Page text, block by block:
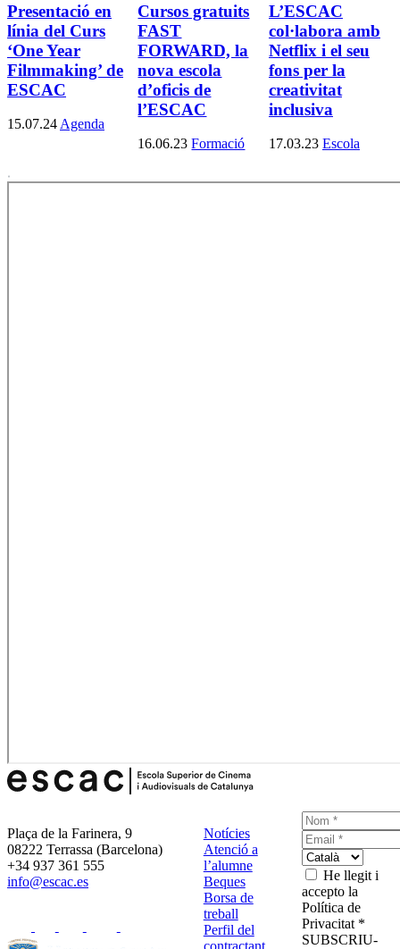
Presentació en
línia del Curs
‘One Year
Filmmaking’ de
ESCAC
15.07.24 Agenda
Cursos gratuits
FAST
FORWARD, la
nova escola
d’oficis de
l’ESCAC
16.06.23 Formació
L’ESCAC
col·labora amb
Netflix i el seu
fons per la
creativitat
inclusiva
17.03.23 Escola
Plaça de la Farinera, 9
08222 Terrassa (Barcelona)
+34 937 361 555
info@escac.es
Notícies
Atenció a
l’alumne
Beques
Borsa de
treball
Perfil del
He llegit i
accepto la
Política de
Privacitat *
SUBSCRIU-